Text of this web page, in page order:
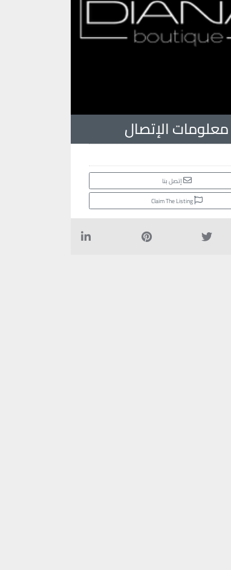
معلومات الإتصال
إتصل بنا
Claim The Listing